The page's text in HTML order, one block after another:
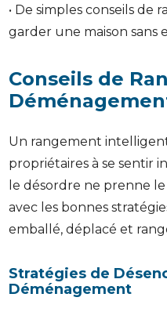
• De simples conseils
garder une maison sans
Conseils de
Un rangement
propriétaires à se sentir
le désordre ne prenne le
avec les bonnes
emballé, déplacé et
Stratégies de
Déménagement